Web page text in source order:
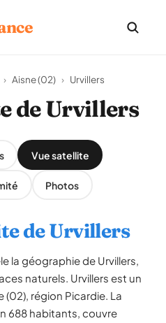
› Aisne (02) › Urvillers
de Urvillers
Vue satellite
Photos
de Urvillers
la géographie de Urvillers,
naturels. Urvillers est un
(02), région Picardie. La
688 habitants, couvre